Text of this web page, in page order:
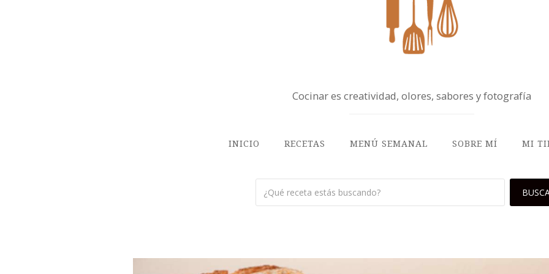
Cocinar es creatividad, olores, sabores y fotografía
INICIO RECETAS MENÚ SEMANAL SOBRE MÍ MI